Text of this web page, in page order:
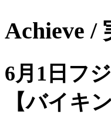
Achieve /
6月1日フ
【バイキ